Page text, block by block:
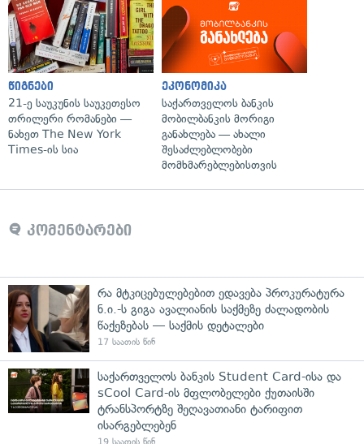
წიგნები
21-ე საუკუნის საუკეთესო
თრილერი რომანები —
ნახეთ The New York
Times-ის სია
ეკონომიკა
საქართველოს ბანკის
მობილბანკის მორიგი
განახლება — ახალი
შესაძლებლობები
მომხმარებლებისთვის
კომენტარები
რა მტკიცებულებებით ედავება პროკურატურა
ნ.ი.-ს გიგა ავალიანის საქმეზე ძალადობის
წაქეზებას — საქმის დეტალები
17 საათის წინ
საქართველოს ბანკის Student Card-ისა და
sCool Card-ის მფლობელები ქუთაისში
ტრანსპორტზე შეღავათიანი ტარიფით
ისარგებლებენ
19 საათის წინ